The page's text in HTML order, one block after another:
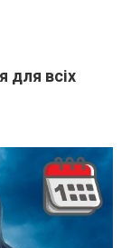
для всіх